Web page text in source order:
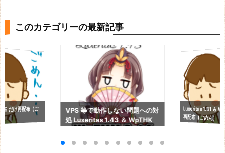
このカテゴリーの最新記事
だけ再配布（ご
VPS 等で動作しない問題への対
処 Luxeritas 1.43 ＆ WpTHK
Luxeritas 1.31 ＆
再配布（ごめん）